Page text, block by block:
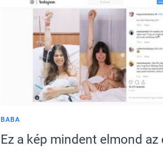
BABA
Ez a kép mindent elmond az